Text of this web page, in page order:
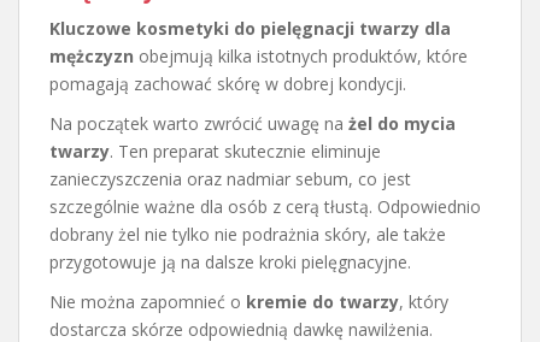
Kluczowe kosmetyki do pielęgnacji twarzy dla
mężczyzn obejmują kilka istotnych produktów, które
pomagają zachować skórę w dobrej kondycji.
Na początek warto zwrócić uwagę na żel do mycia
twarzy. Ten preparat skutecznie eliminuje
zanieczyszczenia oraz nadmiar sebum, co jest
szczególnie ważne dla osób z cerą tłustą. Odpowiednio
dobrany żel nie tylko nie podrażnia skóry, ale także
przygotowuje ją na dalsze kroki pielęgnacyjne.
Nie można zapomnieć o kremie do twarzy, który
dostarcza skórze odpowiednią dawkę nawilżenia.